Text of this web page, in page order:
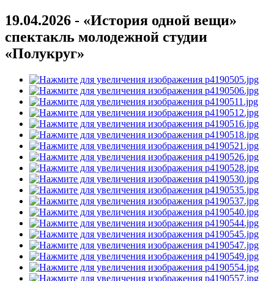
19.04.2026 - «История одной вещи»
спектакль молодежной студии
«Полукруг»